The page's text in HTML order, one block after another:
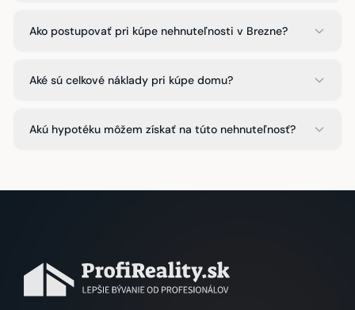
Ako postupovať pri kúpe nehnuteľnosti v Brezne?
Aké sú celkové náklady pri kúpe domu?
Akú hypotéku môžem získať na túto nehnuteľnosť?